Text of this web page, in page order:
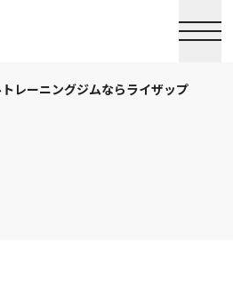
レーニングジムならライザップ